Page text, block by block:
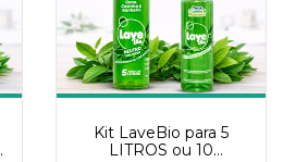
Kit LaveBio para 5
LITROS ou 10